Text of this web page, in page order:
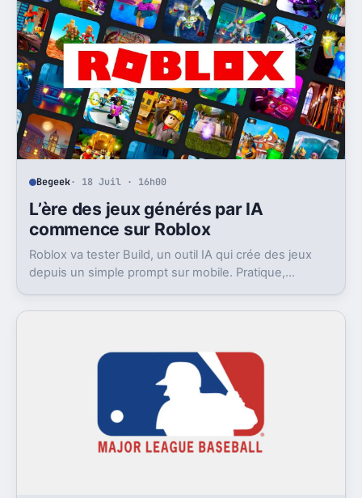
Begeek· 18 Juil · 16h00
L’ère des jeux générés par IA
commence sur Roblox
Roblox va tester Build, un outil IA qui crée des jeux
depuis un simple prompt sur mobile. Pratique,